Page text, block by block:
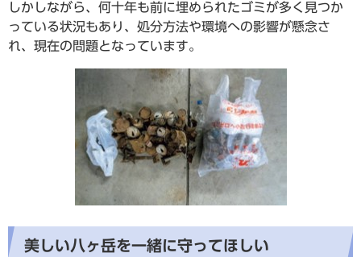
しかしながら、何十年も前に埋められたゴミが多く見つか
っている状況もあり、処分方法や環境への影響が懸念さ
れ、現在の問題となっています。
美しい八ヶ岳を一緒に守ってほしい